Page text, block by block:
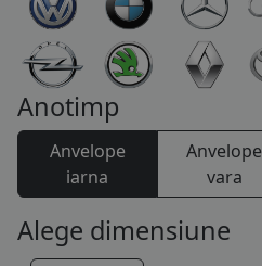
Anotimp
Anvelope
iarna
Anvelope
vara
Alege dimensiune